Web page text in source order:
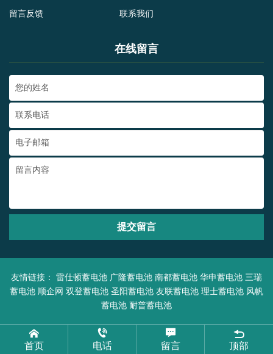
留言反馈
联系我们
在线留言
提交留言
友情链接： 雷仕顿蓄电池 广隆蓄电池 南都蓄电池 华申蓄电池 三瑞
蓄电池 顺企网 双登蓄电池 圣阳蓄电池 友联蓄电池 理士蓄电池 风帆
蓄电池 耐普蓄电池
首页 电话 留言 顶部